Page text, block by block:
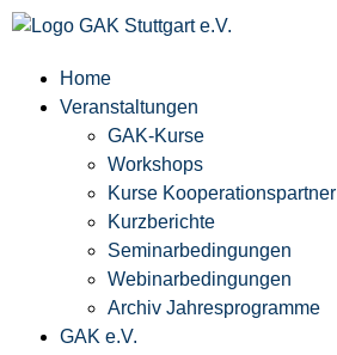
Home
Veranstaltungen
GAK-Kurse
Workshops
Kurse Kooperationspartner
Kurzberichte
Seminarbedingungen
Webinarbedingungen
Archiv Jahresprogramme
GAK e.V.